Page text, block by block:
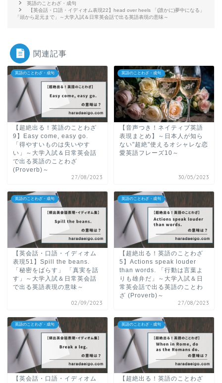
英語のことわざ・成句
【英会話・口語・イディオム表現22】head over heels 「(誰かに)夢中になる」
「頭から足元まで」～大学入試＆日常英会話で出る英語表現の意味～
関連記事
英語のことわざ・成句
【超絶出る！英語のことわざ
9】Easy come, easy go.
「得やすいものは失いやす
い」～大学入試＆日常英会話
で出る英語のことわざ
(Proverb)～
27/08/2023
英語のことわざ・成句
【音声つき！ネイティブ英語
表現まとめ】～日本人が知ら
ない"超絶"使えるオシャレな恋
愛英語フレーズ10～
30/05/2023
英語のことわざ・成句
【英会話・口語・イディオム
表現51】Spill the beans.
「秘密をばらす」 「真実を話
す」～大学入試＆日常英会話
で出る英語表現の意味～
02/09/2023
英語のことわざ・成句
【超絶出る！英語のことわざ
5】Actions speak louder
than words. 「行動は言葉よ
りも雄弁だ」～大学入試＆日
常英会話で出る英語のことわ
ざ (Proverb)～
27/08/2023
英語のことわざ・成句
【英会話・口語・イディオム
英語のことわざ・成句
【超絶出る！英語のことわざ